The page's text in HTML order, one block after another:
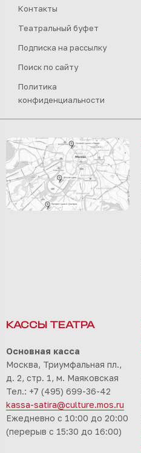
Контакты
Театральный буфет
Подписка на рассылку
Поиск по сайту
Политика
конфиденциальности
КАССЫ ТЕАТРА
Основная касса
Москва, Триумфальная пл.,
д. 2, стр. 1, м. Маяковская
Тел.: +7 (495) 699-36-42
kassa-satira@culture.mos.ru
Ежедневно с 10:00 до 20:00
(перерыв с 15:30 до 16:00)